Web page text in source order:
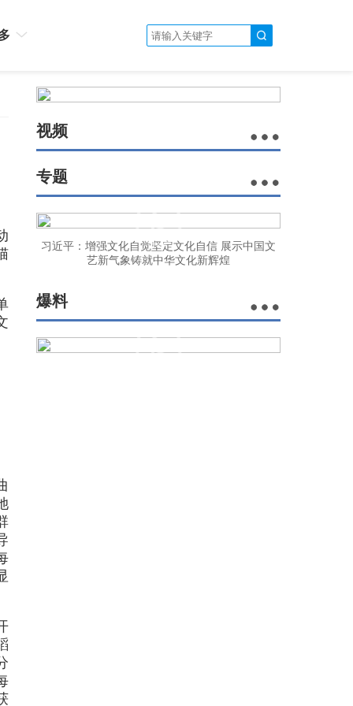
视频
专题
习近平：增强文化自觉坚定文化自信 展示中国文
艺新气象铸就中华文化新辉煌
爆料